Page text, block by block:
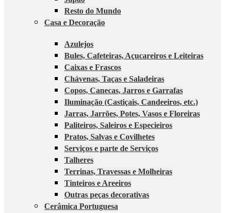
Resto do Mundo
Casa e Decoração
Azulejos
Bules, Cafeteiras, Açucareiros e Leiteiras
Caixas e Frascos
Chávenas, Taças e Saladeiras
Copos, Canecas, Jarros e Garrafas
Iluminação (Castiçais, Candeeiros, etc.)
Jarras, Jarrões, Potes, Vasos e Floreiras
Paliteiros, Saleiros e Especieiros
Pratos, Salvas e Covilhetes
Serviços e parte de Serviços
Talheres
Terrinas, Travessas e Molheiras
Tinteiros e Areeiros
Outras peças decorativas
Cerâmica Portuguesa